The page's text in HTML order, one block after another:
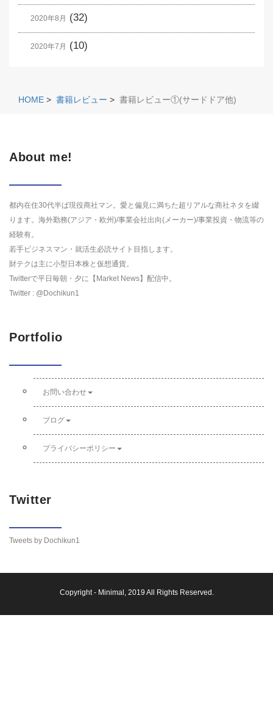
2020年8月 (32)
2020年7月 (10)
HOME > 書籍レビュー > 書籍レビュー①(サードドア他)
About me!
都内在住30代半ば現役商社マン。愛と偏見に満ちた超リアルな商社ネタを綴
ります。海外勤務(アジア・欧州)/事業会社出向(メーカー)/事業投資・物流等の
経験有。
若手ビジネスマン・就活生必読サイト目指します。
財テクは主に小型日本株と仮想通貨。
Twitterで平日毎朝・夕に【Market News】配信中。
Twitter : @Dochikun1
Portfolio
お問い合わせ
ブログ
プライバシーポリシー
Twitter
Tweets by Dochikun1
Copyright - Minimal , 2019 All Rights Reserved.